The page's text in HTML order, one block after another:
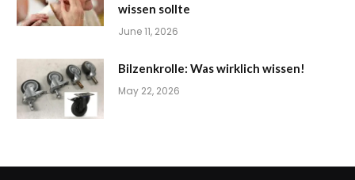
wissen sollte
June 11, 2026
Bilzenkrolle: Was wirklich wissen!
May 22, 2026